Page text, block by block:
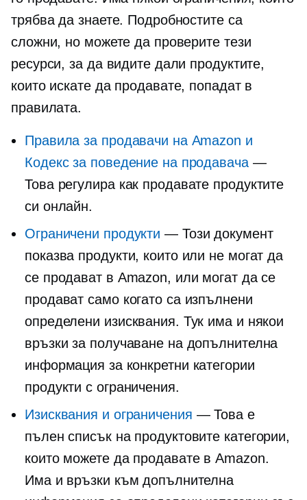
трябва да знаете. Подробностите са
сложни, но можете да проверите тези
ресурси, за да видите дали продуктите,
които искате да продавате, попадат в
правилата.
Правила за продавачи на Amazon и
Кодекс за поведение на продавача—
Това регулира как продавате продуктите
си онлайн.
Ограничени продукти — Този документ
показва продукти, които или не могат да
се продават в Amazon, или могат да се
продават само когато са изпълнени
определени изисквания. Тук има и някои
връзки за получаване на допълнителна
информация за конкретни категории
продукти с ограничения.
Изисквания и ограничения — Това е
пълен списък на продуктовите категории,
които можете да продавате в Amazon.
Има и връзки към допълнителна